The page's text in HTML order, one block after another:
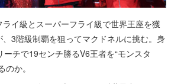
イ級とスーパーフライ級で世界王座を獲
3階級制覇を狙ってマクドネルに挑む。身
チで19センチ勝るV6王者を“モンスタ
のか。